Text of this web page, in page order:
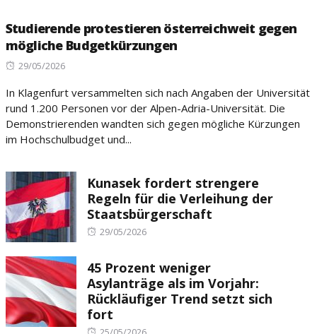
Studierende protestieren österreichweit gegen
mögliche Budgetkürzungen
Posted
29/05/2026
In Klagenfurt versammelten sich nach Angaben der Universität
rund 1.200 Personen vor der Alpen-Adria-Universität. Die
Demonstrierenden wandten sich gegen mögliche Kürzungen
im Hochschulbudget und...
Kunasek fordert strengere
Regeln für die Verleihung der
Staatsbürgerschaft
Posted
29/05/2026
45 Prozent weniger
Asylanträge als im Vorjahr:
Rückläufiger Trend setzt sich
fort
Posted